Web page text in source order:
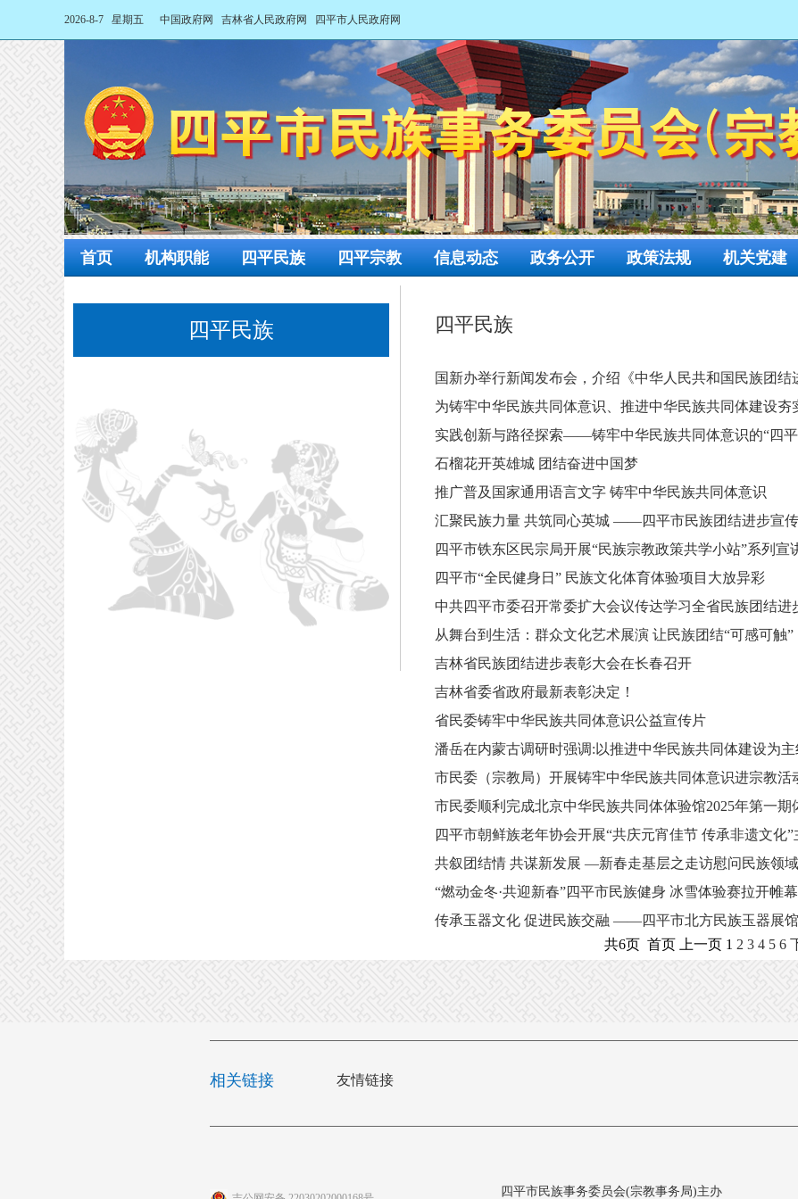
2026-8-7 星期五 中国政府网 吉林省人民政府网 四平市人民政府网
首页 机构职能 四平民族 四平宗教 信息动态 政务公开 政策法规 机关党建
四平民族 四平民族
国新办举行新闻发布会，介绍《中华人民共和国民族团结
为铸牢中华民族共同体意识、推进中华民族共同体建设
实践创新与路径探索——铸牢中华民族共同体意识的“四
石榴花开英雄城 团结奋进中国梦
推广普及国家通用语言文字 铸牢中华民族共同体意识
汇聚民族力量 共筑同心英城 ——四平市民族团结进步宣
四平市铁东区民宗局开展“民族宗教政策共学小站”系列宣
四平市“全民健身日” 民族文化体育体验项目大放异彩
中共四平市委召开常委扩大会议传达学习全省民族团结进
从舞台到生活：群众文化艺术展演 让民族团结“可感可触”
吉林省民族团结进步表彰大会在长春召开
吉林省委省政府最新表彰决定！
省民委铸牢中华民族共同体意识公益宣传片
潘岳在内蒙古调研时强调:以推进中华民族共同体建设为
市民委（宗教局）开展铸牢中华民族共同体意识进宗教活
市民委顺利完成北京中华民族共同体体验馆2025年第一期
四平市朝鲜族老年协会开展“共庆元宵佳节 传承非遗文化
共叙团结情 共谋新发展 —新春走基层之走访慰问民族领
“燃动金冬·共迎新春”四平市民族健身 冰雪体验赛拉开帷幕
传承玉器文化 促进民族交融 ——四平市北方民族玉器展
共6页 首页 上一页 1 2 3 4 5 6
相关链接 友情链接
四平市民族事务委员会(宗教事务局)主办